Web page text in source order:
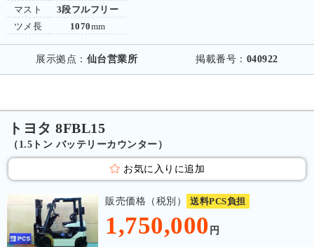
マスト
ツメ長
3段フルフリー
1070mm
展示拠点： 仙台営業所 掲載番号： 040922
トヨタ 8FBL15
（1.5トン バッテリーカウンター）
お気に入りに追加
販売価格（税別） 送料PCS負担
1,750,000 円